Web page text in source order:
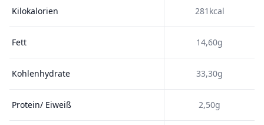
Kilokalorien 281kcal
Fett 14,60g
Kohlenhydrate 33,30g
Protein/ Eiweiß 2,50g